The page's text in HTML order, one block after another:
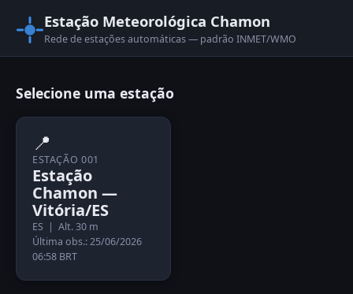
Estação Meteorológica Chamon
Rede de estações automáticas — padrão INMET/WMO
Selecione uma estação
📍
ESTAÇÃO 001
Estação
Chamon —
Vitória/ES
ES | Alt. 30 m
Última obs.: 25/06/2026
06:58 BRT